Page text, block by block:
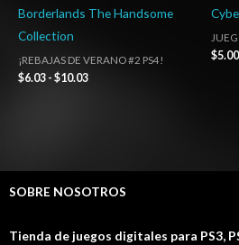
Borderlands The Handsome
Collection
¡REBAJAS DE VERANO #2 PS4!
$6.03 - $10.03
$5.00
SOBRE NOSOTROS
Tienda de juegos digitales para PS3,